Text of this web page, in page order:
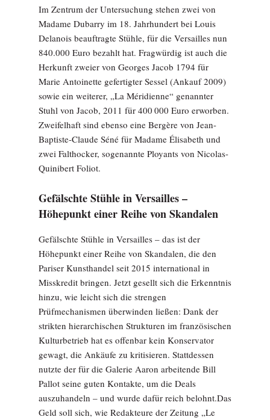
Im Zentrum der Untersuchung stehen zwei von
Madame Dubarry im 18. Jahrhundert bei Louis
Delanois beauftragte Stühle, für die Versailles nun
840.000 Euro bezahlt hat. Fragwürdig ist auch die
Herkunft zweier von Georges Jacob 1794 für
Marie Antoinette gefertigter Sessel (Ankauf 2009)
sowie ein weiterer, „La Méridienne“ genannter
Stuhl von Jacob, 2011 für 400 000 Euro erworben.
Zweifelhaft sind ebenso eine Bergère von Jean-
Baptiste-Claude Séné für Madame Élisabeth und
zwei Falthocker, sogenannte Ployants von Nicolas-
Quinibert Foliot.
Gefälschte Stühle in Versailles –
Höhepunkt einer Reihe von Skandalen
Gefälschte Stühle in Versailles – das ist der
Höhepunkt einer Reihe von Skandalen, die den
Pariser Kunsthandel seit 2015 international in
Misskredit bringen. Jetzt gesellt sich die Erkenntnis
hinzu, wie leicht sich die strengen
Prüfmechanismen überwinden ließen: Dank der
strikten hierarchischen Strukturen im französischen
Kulturbetrieb hat es offenbar kein Konservator
gewagt, die Ankäufe zu kritisieren. Stattdessen
nutzte der für die Galerie Aaron arbeitende Bill
Pallot seine guten Kontakte, um die Deals
auszuhandeln – und wurde dafür reich belohnt.Das
Geld soll sich, wie Redakteure der Zeitung „Le